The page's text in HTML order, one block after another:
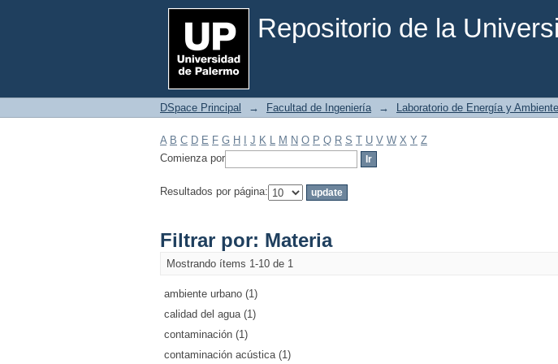
Repositorio de la
Filtrar por: Materia
DSpace Principal → Facultad de Ingeniería → Laboratorio de Energía y Ambiente
A B C D E F G H J K L M N O P Q R S T U V W X Y Z
Comienza por
Resultados por página:
Filtrar por: Materia
Mostrando ítems 1-10 de 1
ambiente urbano (1)
calidad del agua (1)
contaminación (1)
contaminación acústica (1)